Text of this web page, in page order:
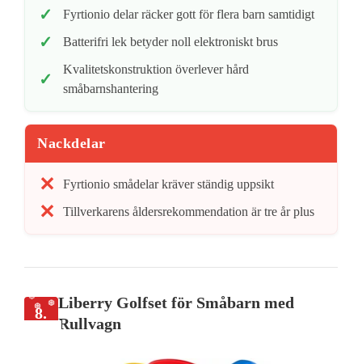
Fyrtionio delar räcker gott för flera barn samtidigt
Batterifri lek betyder noll elektroniskt brus
Kvalitetskonstruktion överlever hård
småbarnshantering
Nackdelar
Fyrtionio smådelar kräver ständig uppsikt
Tillverkarens åldersrekommendation är tre år plus
8.
Liberry Golfset för Småbarn med
Rullvagn